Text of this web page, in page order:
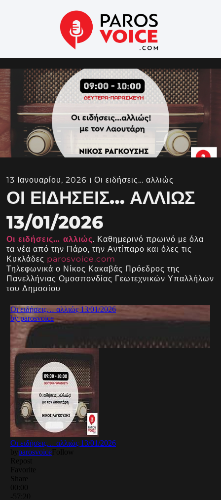
13 Ιανουαρίου, 2026 Οι ειδήσεις… αλλιώς
ΟΙ ΕΙΔΉΣΕΙΣ… ΑΛΛΙΏΣ
13/01/2026
Οι ειδήσεις… αλλιώς. Καθημερινό πρωινό με όλα
τα νέα από την Πάρο, την Αντίπαρο και όλες τις
Κυκλάδες parosvoice.com
Τηλεφωνικά ο Νίκος Κακαβάς Πρόεδρος της
Πανελλήνιας Ομοσπονδίας Γεωτεχνικών Υπαλλήλων
του Δημοσίου